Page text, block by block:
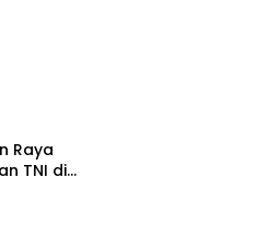
Raya
TNI di